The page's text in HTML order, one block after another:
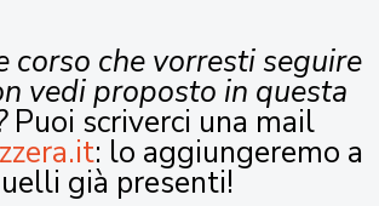
corso che vorresti seguire
vedi proposto in questa
Puoi scriverci una mail
: lo aggiungeremo a
già presenti!